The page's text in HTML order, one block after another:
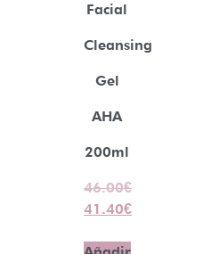
Facial
Cleansing
Gel
AHA
200ml
46.00€
41.40€